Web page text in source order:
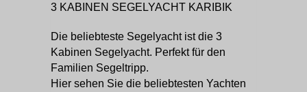
3 KABINEN SEGELYACHT KARIBIK
Die beliebteste Segelyacht ist die 3
Kabinen Segelyacht. Perfekt für den
Familien Segeltripp.
Hier sehen Sie die beliebtesten Yachten